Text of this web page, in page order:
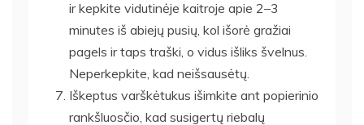
ir kepkite vidutinėje kaitroje apie 2–3
minutes iš abiejų pusių, kol išorė gražiai
pagels ir taps traški, o vidus išliks švelnus.
Neperkepkite, kad neišsausėtų.
Iškeptus varškėtukus išimkite ant popierinio
rankšluosčio, kad susigertų riebalų